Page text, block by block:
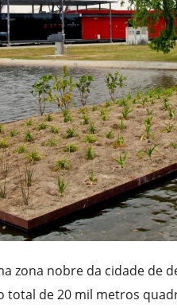
zona nobre da cidade de
total de 20 mil metros